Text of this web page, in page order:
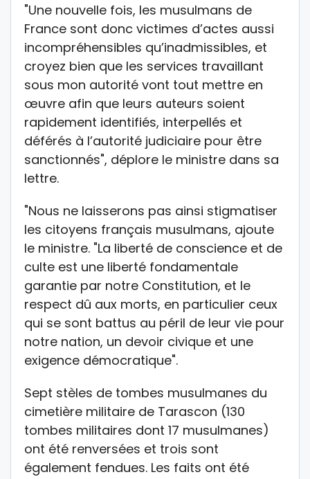
"Une nouvelle fois, les musulmans de
France sont donc victimes d’actes aussi
incompréhensibles qu’inadmissibles, et
croyez bien que les services travaillant
sous mon autorité vont tout mettre en
œuvre afin que leurs auteurs soient
rapidement identifiés, interpellés et
déférés à l’autorité judiciaire pour être
sanctionnés", déplore le ministre dans sa
lettre.
"Nous ne laisserons pas ainsi stigmatiser
les citoyens français musulmans, ajoute
le ministre. "La liberté de conscience et de
culte est une liberté fondamentale
garantie par notre Constitution, et le
respect dû aux morts, en particulier ceux
qui se sont battus au péril de leur vie pour
notre nation, un devoir civique et une
exigence démocratique".
Sept stèles de tombes musulmanes du
cimetière militaire de Tarascon (130
tombes militaires dont 17 musulmanes)
ont été renversées et trois sont
également fendues. Les faits ont été